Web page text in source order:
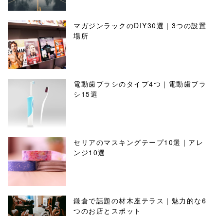
マガジンラックのDIY30選｜3つの設置
場所
電動歯ブラシのタイプ4つ｜電動歯ブラ
シ15選
セリアのマスキングテープ10選｜アレ
ンジ10選
鎌倉で話題の材木座テラス｜魅力的な6
つのお店とスポット